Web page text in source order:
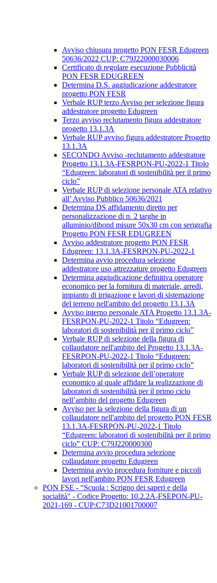
Avviso chiusura progetto PON FESR Edugreen
50636/2022 CUP: C79J22000030006
Certificato di regolare esecuzione Pubblicità
PON FESR EDUGREEN
Determina D.S. aggiudicazione addestratore
progetto PON FESR
Verbale RUP terzo Avviso per selezione figura
addestratore progetto Edugreen
Terzo avviso reclutamento figura addestratore
progetto 13.1.3A
Verbale RUP avviso figura addestratore Progetto
13.1.3A
SECONDO Avviso -reclutamento addestratore
Progetto 13.1.3A-FESRPON-PU-2022-1 Titolo
“Edugreen: laboratori di sostenibilità per il primo
ciclo”
Verbale RUP di selezione personale ATA relativo
all’ Avviso Pubblico 50636/2021
Determina DS affidamento diretto per
personalizzazione di n. 2 targhe in
alluminio/dibond misure 50x30 cm con serigrafia
Progetto PON FESR EDUGREEN
Avviso addestratore progetto PON FESR
Edugreen: 13.1.3A-FESRPON-PU-2022-1
Determina avvio procedura selezione
addestratore uso attrezzature progetto Edugreen
Determina aggiudicazione definitiva operatore
economico per la fornitura di materiale, arredi,
impianto di irrigazione e lavori di sistemazione
del terreno nell'ambito del progetto 13.1.3A
Avviso interno personale ATA Progetto 13.1.3A-
FESRPON-PU-2022-1 Titolo “Edugreen:
laboratori di sostenibilità per il primo ciclo”
Verbale RUP di selezione della figura di
collaudatore nell'ambito del Progetto 13.1.3A-
FESRPON-PU-2022-1 Titolo “Edugreen:
laboratori di sostenibilità per il primo ciclo”
Verbale RUP di selezione dell’operatore
economico al quale affidare la realizzazione di
laboratori di sostenibilità per il primo ciclo
nell’ambito del progetto Edugreen
Avviso per la selezione della figura di un
collaudatore nell'ambito del progetto PON FESR
13.1.3A-FESRPON-PU-2022-1 Titolo
“Edugreen: laboratori di sostenibilità per il primo
ciclo” CUP: C79J220000300
Determina avvio procedura selezione
collaudatore progetto Edugreen
Determina avvio procedura forniture e piccoli
lavori nell'ambito PON FESR Edugreen
PON FSE - “Scuola : Scrigno dei saperi e della
socialità" - Codice Progetto: 10.2.2A-FSEPON-PU-
2021-169 - CUP:C73D21001700007